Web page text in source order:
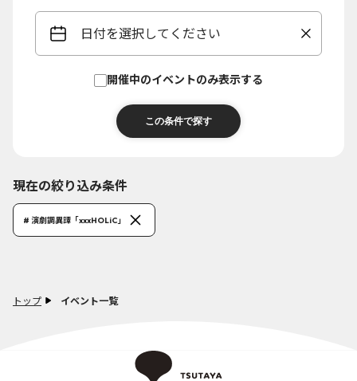
トップ イベント一覧
日付を選択してください
開催中のイベントのみ表示する
現在の絞り込み条件
# 演劇調異譚「xxxHOLiC」